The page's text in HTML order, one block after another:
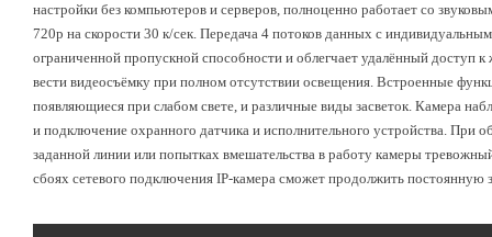
настройки без компьютеров и серверов, полноценно работает со
720р на скорости 30 к/сек. Передача 4 потоков данных с
ограниченной пропускной способности и облегчает удалённый
вести видеосъёмку при полном отсутствии освещения. Встроенные
появляющиеся при слабом свете, и различные виды засветок. Камера
и подключение охранного датчика и исполнительного устройства. При
заданной линии или попытках вмешательства в работу камеры
сбоях сетевого подключения IP-камера сможет продолжить постоянную